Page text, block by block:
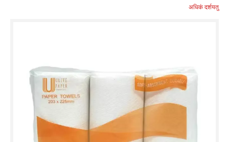
अधिकं दर्शयतु